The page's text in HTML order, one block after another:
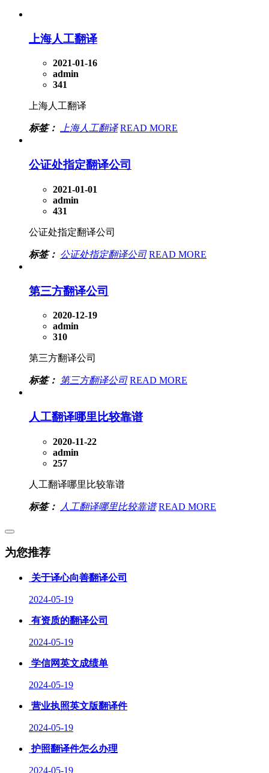
上海人工翻译
2021-01-16
admin
341
上海人工翻译
标签： 上海人工翻译 READ MORE
公证处指定翻译公司
2021-01-01
admin
431
公证处指定翻译公司
标签： 公证处指定翻译公司 READ MORE
第三方翻译公司
2020-12-19
admin
310
第三方翻译公司
标签： 第三方翻译公司 READ MORE
人工翻译哪里比较靠谱
2020-11-22
admin
257
人工翻译哪里比较靠谱
标签： 人工翻译哪里比较靠谱 READ MORE
为您推荐
关于译心向善翻译公司
2024-05-19
有资质的翻译公司
2024-05-19
学信网英文成绩单
2024-05-19
营业执照英文版翻译件
2024-05-19
护照翻译件怎么办理
2024-05-19